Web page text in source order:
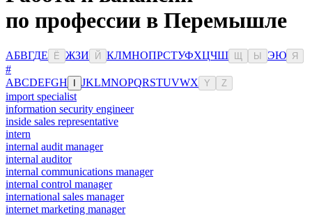
по профессии в Перемышле
АБВГДЕ Ё ЖЗИ Й КЛМНОПРСТУФХЦЧШ Ы ЭЮ Я
#
ABCDEFGH JKLMNOPQRSTUVWX Y Z
import specialist
information security engineer
inside sales representative
intern
internal audit manager
internal auditor
internal communications manager
internal control manager
international sales manager
internet marketing manager